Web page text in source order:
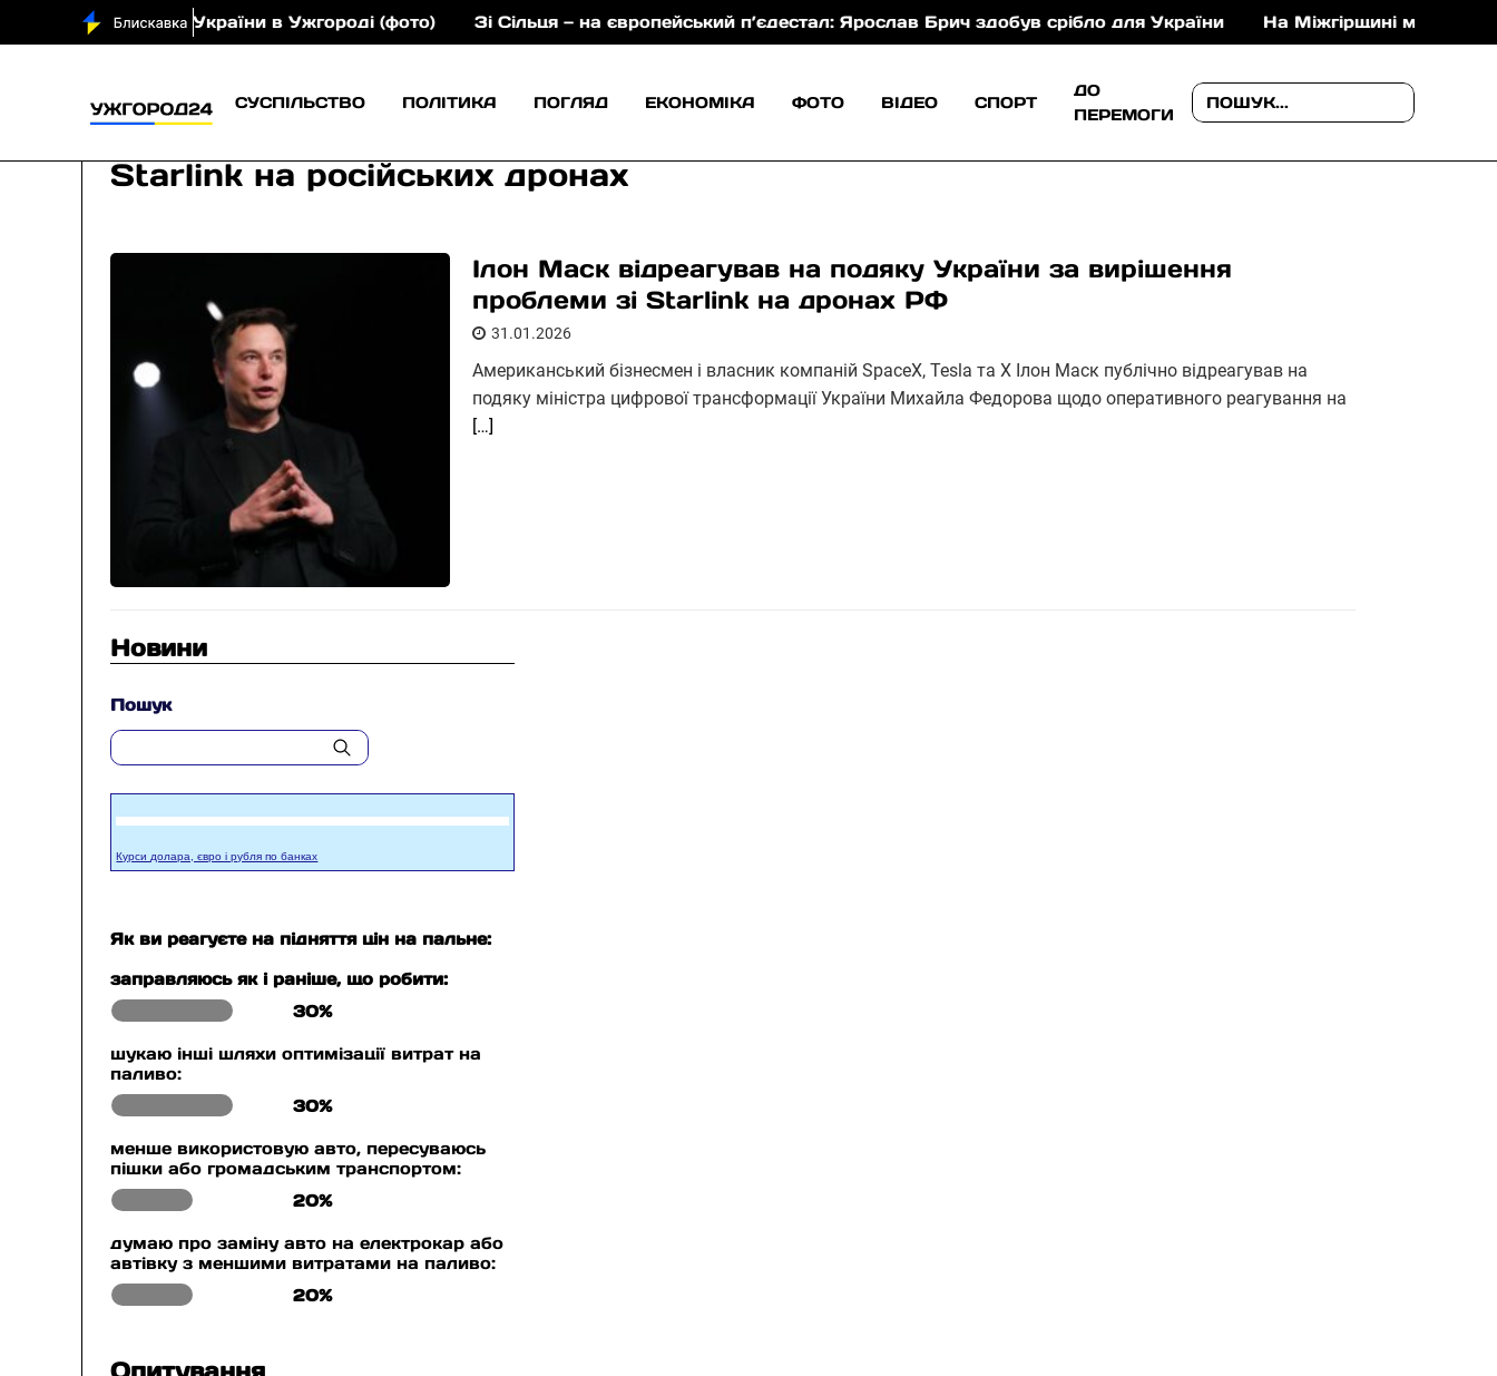
України в Ужгороді (фото) Зі Сільця — на європейський п’єдестал: Ярослав Брич здобув срібло для України На Міжгірщині медики
СУСПІЛЬСТВО ПОЛІТИКА ПОГЛЯД ЕКОНОМІКА ФОТО ВІДЕО СПОРТ
ДО
ПЕРЕМОГИ
Starlink на російських дронах
Ілон Маск відреагував на подяку України за вирішення
проблеми зі Starlink на дронах РФ
31.01.2026
Американський бізнесмен і власник компаній SpaceX, Tesla та X Ілон Маск публічно відреагував на
подяку міністра цифрової трансформації України Михайла Федорова щодо оперативного реагування на
[…]
Новини
Пошук
Курси долара, євро і рубля по банках
Як ви реагуєте на підняття цін на пальне:
заправляюсь як і раніше, що робити:
30%
шукаю інші шляхи оптимізації витрат на
паливо:
30%
менше використовую авто, пересуваюсь
пішки або громадським транспортом:
20%
думаю про заміну авто на електрокар або
автівку з меншими витратами на паливо:
20%